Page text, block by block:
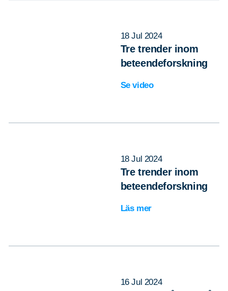
18 Jul 2024
Tre trender inom
beteendeforskning
Se video
18 Jul 2024
Tre trender inom
beteendeforskning
Läs mer
16 Jul 2024